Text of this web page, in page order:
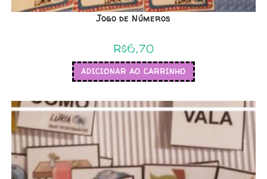
Jogo de Números
R$6,70
ADICIONAR AO CARRINHO